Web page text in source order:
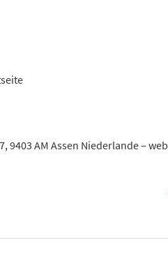
9403 AM Assen Niederlande –